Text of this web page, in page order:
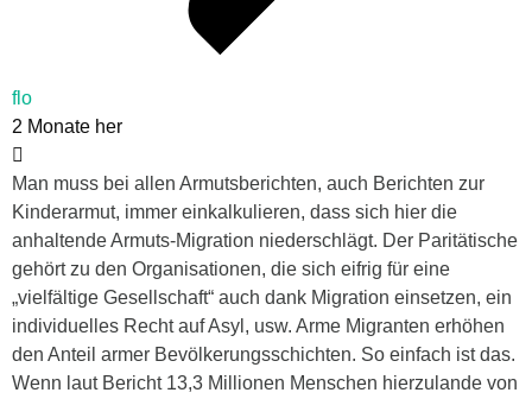
flo
2 Monate her
Man muss bei allen Armutsberichten, auch Berichten zur
Kinderarmut, immer einkalkulieren, dass sich hier die
anhaltende Armuts-Migration niederschlägt. Der Paritätische
gehört zu den Organisationen, die sich eifrig für eine
„vielfältige Gesellschaft“ auch dank Migration einsetzen, ein
individuelles Recht auf Asyl, usw. Arme Migranten erhöhen
den Anteil armer Bevölkerungsschichten. So einfach ist das.
Wenn laut Bericht 13,3 Millionen Menschen hierzulande von